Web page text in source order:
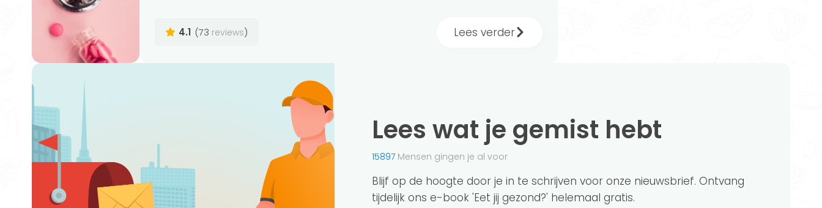
4.1 (73 reviews) Lees verder
Lees wat je gemist hebt
15897 Mensen gingen je al voor
Blijf op de hoogte door je in te schrijven voor onze nieuwsbrief. Ontvang
tijdelijk ons e-book 'Eet jij gezond?' helemaal gratis.